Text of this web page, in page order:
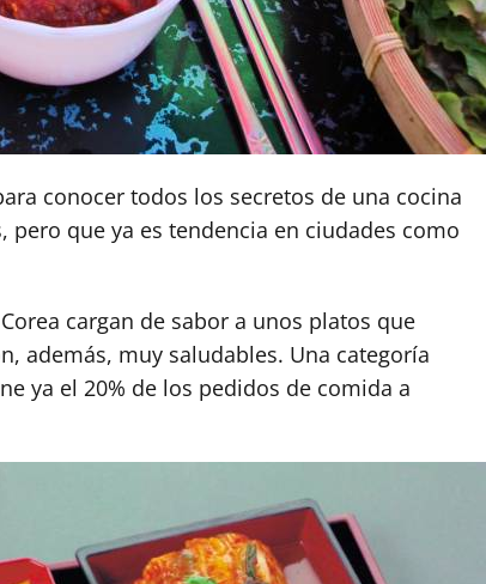
conocer todos los secretos de una cocina
que ya es tendencia en ciudades como
cargan de sabor a unos platos que
además, muy saludables. Una categoría
ya el 20% de los pedidos de comida a